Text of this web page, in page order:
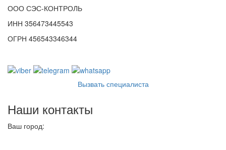
ООО СЭС-КОНТРОЛЬ
ИНН 356473445543
ОГРН 456543346344
Вызвать специалиста
Наши контакты
Ваш город: